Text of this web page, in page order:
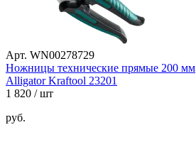
Арт. WN00278729
Ножницы технические прямые 200 мм
Alligator Kraftool 23201
1 820 / шт
руб.